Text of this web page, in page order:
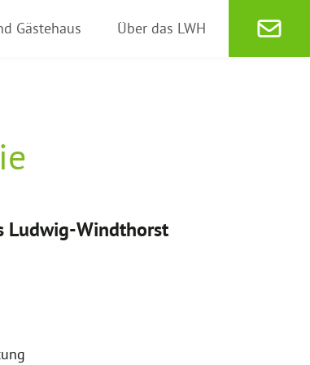
Gästehaus Über das LWH
Ludwig-Windthorst